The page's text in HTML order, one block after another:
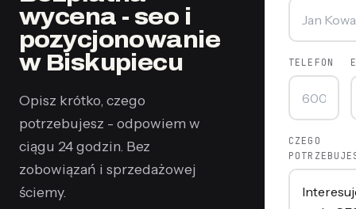
wycena - seo i
pozycjonowanie
w Biskupiecu
Opisz krótko, czego
potrzebujesz - odpowiem w
ciągu 24 godzin. Bez
zobowiązań i sprzedażowej
ściemy.
TELEFON
CZEGO